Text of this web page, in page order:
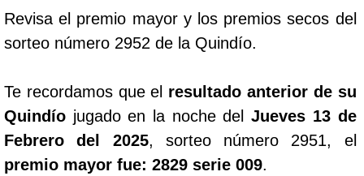
Revisa el premio mayor y los premios secos del
sorteo número 2952 de la Quindío.
Te recordamos que el resultado anterior de su
Quindío jugado en la noche delJueves 13 de
Febrero del 2025, sorteo número 2951, el
premio mayor fue: 2829 serie 009.